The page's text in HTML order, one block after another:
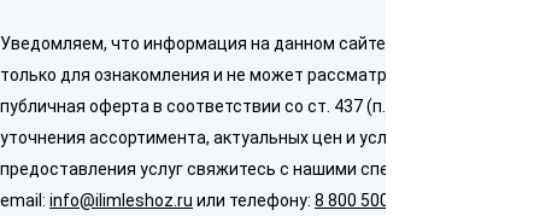
Уведомляем, что информация на данном сайте предназначена
только для ознакомления и не может рассматриваться как
публичная оферта в соответствии со ст. 437 (п. 2) ГК РФ. Для
уточнения ассортимента, актуальных цен и условий
предоставления услуг свяжитесь с нашими специалистами по
email: info@ilimleshoz.ru или телефону: 8 800 500 5437